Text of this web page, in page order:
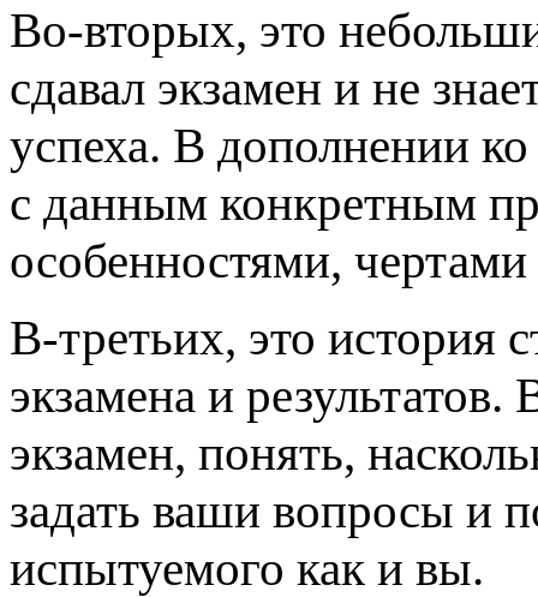
Во-вторых, это
сдавал экзамен и не
успеха. В дополнении
с данным конкретным
особенностями,
В-третьих, это история
экзамена и
экзамен, понять,
задать ваши вопросы и
испытуемого как и вы.